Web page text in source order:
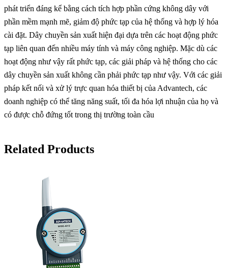
phát triển đáng kể bằng cách tích hợp phần cứng không dây với
phần mềm mạnh mẽ, giảm độ phức tạp của hệ thống và hợp lý hóa
cài đặt. Dây chuyền sản xuất hiện đại dựa trên các hoạt động phức
tạp liên quan đến nhiều máy tính và máy công nghiệp. Mặc dù các
hoạt động như vậy rất phức tạp, các giải pháp và hệ thống cho các
dây chuyền sản xuất không cần phải phức tạp như vậy. Với các giải
pháp kết nối và xử lý trực quan hóa thiết bị của Advantech, các
doanh nghiệp có thể tăng năng suất, tối đa hóa lợi nhuận của họ và
có được chỗ đứng tốt trong thị trường toàn cầu
Related Products